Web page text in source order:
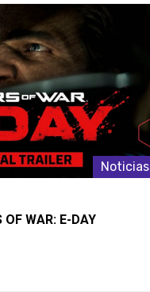
Noticias
OF WAR: E-DAY